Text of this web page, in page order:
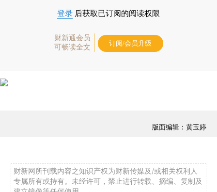
登录 后获取已订阅的阅读权限
财新通会员
可畅读全文
订阅/会员升级
版面编辑：黄玉婷
财新网所刊载内容之知识产权为财新传媒及/或相关权利人
专属所有或持有。未经许可，禁止进行转载、摘编、复制及